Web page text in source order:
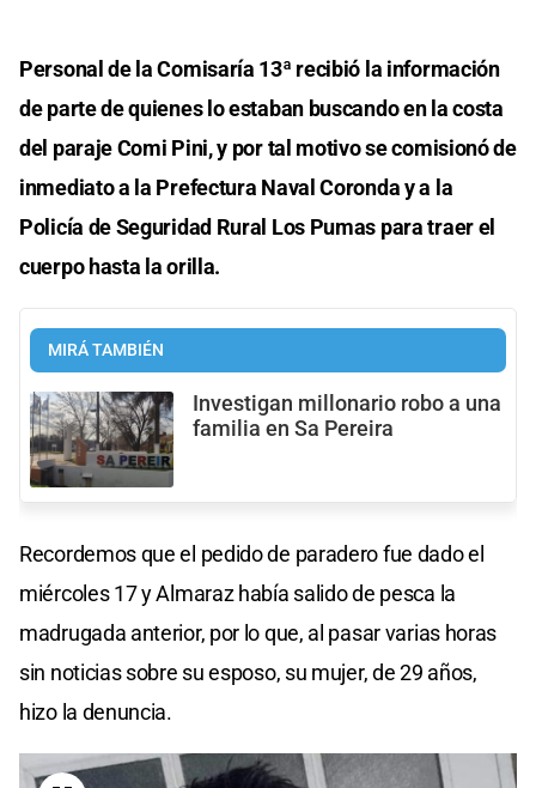
Personal de la Comisaría 13ª recibió la información
de parte de quienes lo estaban buscando en la costa
del paraje Comi Pini, y por tal motivo se comisionó de
inmediato a la Prefectura Naval Coronda y a la
Policía de Seguridad Rural Los Pumas para traer el
cuerpo hasta la orilla.
MIRÁ TAMBIÉN
Investigan millonario robo a una
familia en Sa Pereira
Recordemos que el pedido de paradero fue dado el
miércoles 17 y Almaraz había salido de pesca la
madrugada anterior, por lo que, al pasar varias horas
sin noticias sobre su esposo, su mujer, de 29 años,
hizo la denuncia.